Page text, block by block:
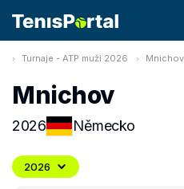
Turnaje - ATP muži 2026
Mnichov
2026 Německo
2026